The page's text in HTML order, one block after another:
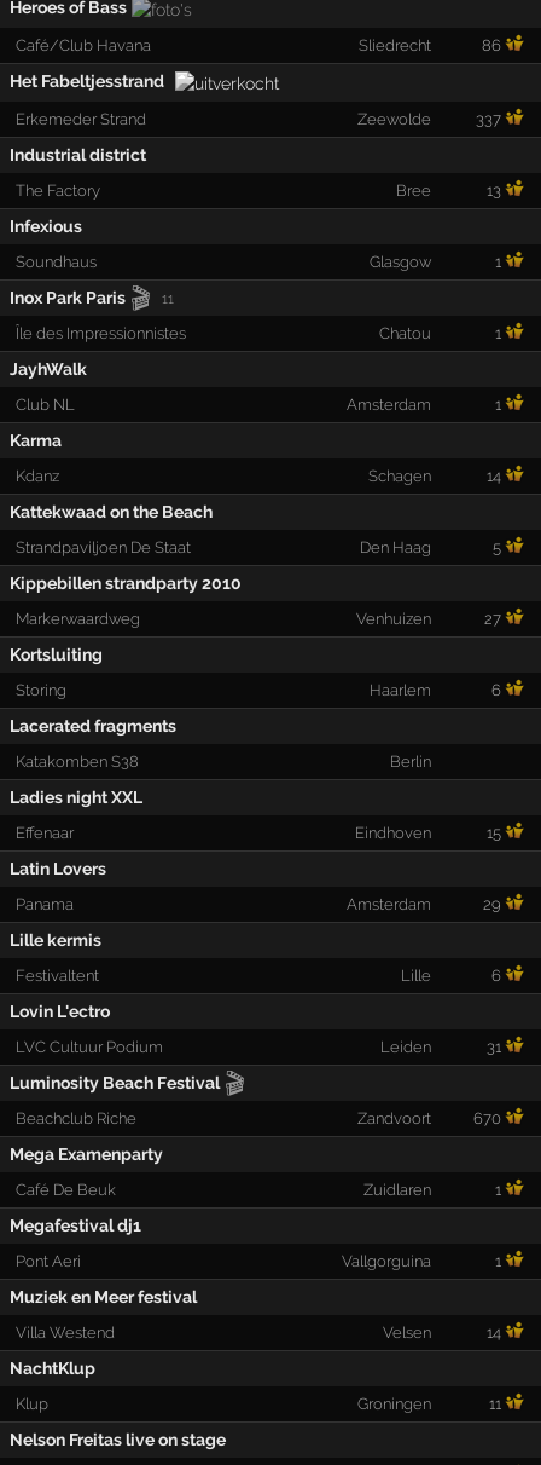
Heroes of Bass
Café/Club Havana Sliedrecht 86
Het Fabeltjesstrand
Erkemeder Strand Zeewolde 337
Industrial district
The Factory Bree 13
Infexious
Soundhaus Glasgow 1
Inox Park Paris 🎬 11
Île des Impressionnistes Chatou 1
JayhWalk
Club NL Amsterdam 1
Karma
Kdanz Schagen 14
Kattekwaad on the Beach
Strandpaviljoen De Staat Den Haag 5
Kippebillen strandparty 2010
Markerwaardweg Venhuizen 27
Kortsluiting
Storing Haarlem 6
Lacerated fragments
Katakomben S38 Berlin
Ladies night XXL
Effenaar Eindhoven 15
Latin Lovers
Panama Amsterdam 29
Lille kermis
Festivaltent Lille 6
Lovin L'ectro
LVC Cultuur Podium Leiden 31
Luminosity Beach Festival 🎬
Beachclub Riche Zandvoort 670
Mega Examenparty
Café De Beuk Zuidlaren 1
Megafestival dj1
Pont Aeri Vallgorguina 1
Muziek en Meer festival
Villa Westend Velsen 14
NachtKlup
Klup Groningen 11
Nelson Freitas live on stage